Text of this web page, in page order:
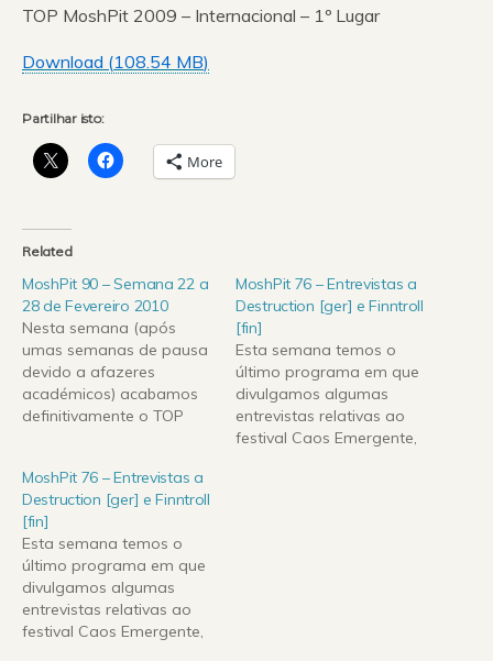
TOP MoshPit 2009 – Internacional – 1º Lugar
Download (108.54 MB)
Partilhar isto:
More
Related
MoshPit 90 – Semana 22 a
28 de Fevereiro 2010
Nesta semana (após
umas semanas de pausa
devido a afazeres
académicos) acabamos
definitivamente o TOP
votados. O nosso
obrigado desde já a
todos os que votaram!De
resto, contem com os
novos trabalhos de
Finntroll, Orphaned Land,
Gamma Ray, Rage, Arsis,
entre outros!Nas…
MoshPit 76 – Entrevistas a
Destruction [ger] e Finntroll
[fin]
Esta semana temos o
último programa em que
divulgamos algumas
entrevistas relativas ao
festival Caos Emergente,
MoshPit 76 – Entrevistas a
Destruction [ger] e Finntroll
[fin]
Esta semana temos o
último programa em que
divulgamos algumas
entrevistas relativas ao
festival Caos Emergente,